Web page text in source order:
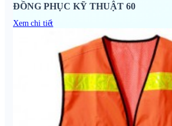
ĐỒNG PHỤC KỸ THUẬT 60
Xem chi tiết